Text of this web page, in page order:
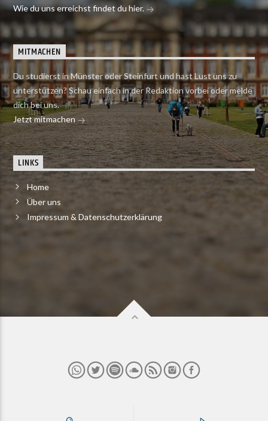
Wie du uns erreichst findet du hier.
MITMACHEN
Du studierst in Münster oder Steinfurt und hast Lust uns zu
unterstützen? Schau einfach in der Redaktion vorbei oder melde
dich bei uns.
Jetzt mitmachen
LINKS
Home
Über uns
Impressum & Datenschutzerklärung